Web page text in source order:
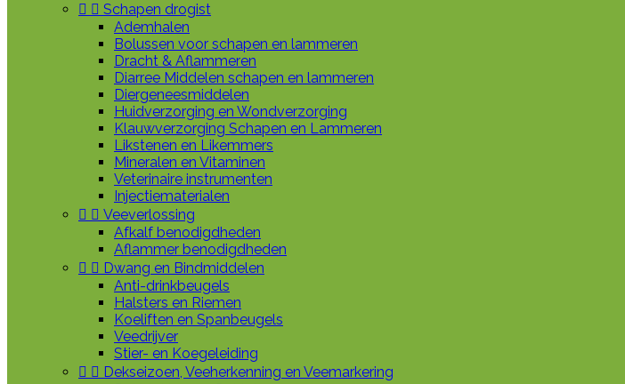
  Schapen drogist
Ademhalen
Bolussen voor schapen en lammeren
Dracht & Aflammeren
Diarree Middelen schapen en lammeren
Diergeneesmiddelen
Huidverzorging en Wondverzorging
Klauwverzorging Schapen en Lammeren
Likstenen en Likemmers
Mineralen en Vitaminen
Veterinaire instrumenten
Injectiematerialen
  Veeverlossing
Afkalf benodigdheden
Aflammer benodigdheden
  Dwang en Bindmiddelen
Anti-drinkbeugels
Halsters en Riemen
Koeliften en Spanbeugels
Veedrijver
Stier- en Koegeleiding
  Dekseizoen, Veeherkenning en Veemarkering